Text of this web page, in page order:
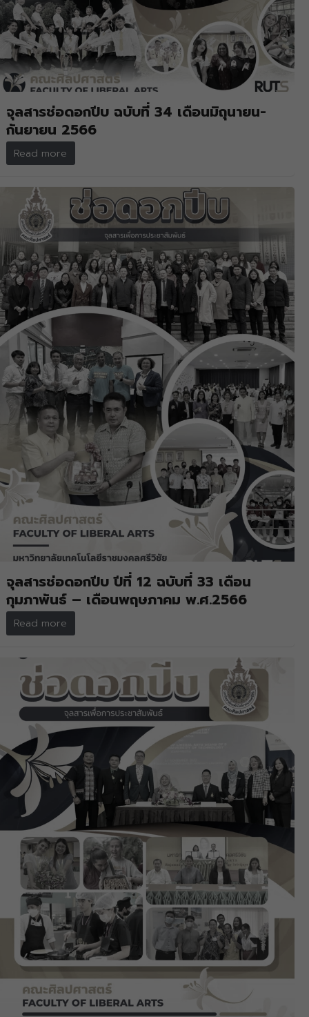
จุลสารช่อดอกปีบ ฉบับที่ 34 เดือนมิถุนายน-
กันยายน 2566
Read more
จุลสารช่อดอกปีบ ปีที่ 12 ฉบับที่ 33 เดือน
กุมภาพันธ์ – เดือนพฤษภาคม พ.ศ.2566
Read more